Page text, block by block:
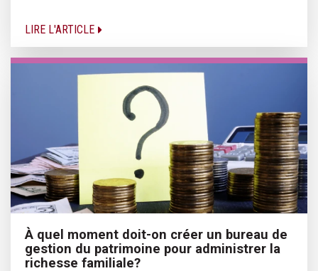
LIRE L'ARTICLE
À quel moment doit-on créer un bureau de
gestion du patrimoine pour administrer la
richesse familiale?